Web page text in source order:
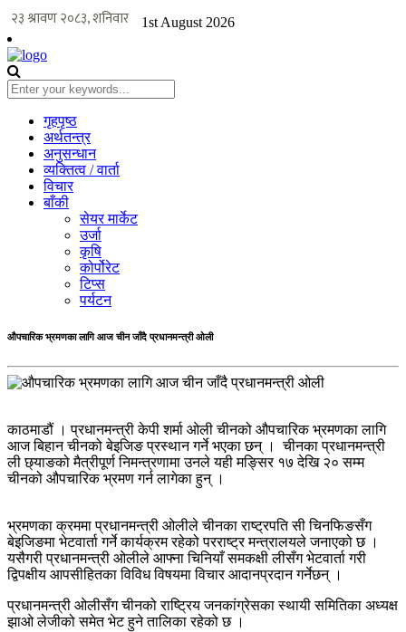
1st August 2026
गृहपृष्ठ
अर्थतन्त्र
अनुसन्धान
व्यक्तित्व / वार्ता
विचार
बाँकी
सेयर मार्केट
उर्जा
कृषि
कोर्पोरेट
टिप्स
पर्यटन
औपचारिक भ्रमणका लागि आज चीन जाँदै प्रधानमन्त्री ओली
काठमाडौं । प्रधानमन्त्री केपी शर्मा ओली चीनको औपचारिक भ्रमणका लागि
आज बिहान चीनको बेइजिङ प्रस्थान गर्ने भएका छन् । चीनका प्रधानमन्त्री
ली छ्याङको मैत्रीपूर्ण निमन्त्रणामा उनले यही मङ्सिर १७ देखि २० सम्म
चीनको औपचारिक भ्रमण गर्न लागेका हुन् ।
भ्रमणका क्रममा प्रधानमन्त्री ओलीले चीनका राष्ट्रपति सी चिनफिङसँग
बेइजिङमा भेटवार्ता गर्ने कार्यक्रम रहेको परराष्ट्र मन्त्रालयले जनाएको छ ।
यसैगरी प्रधानमन्त्री ओलीले आफ्ना चिनियाँ समकक्षी लीसँग भेटवार्ता गरी
द्विपक्षीय आपसीहितका विविध विषयमा विचार आदानप्रदान गर्नेछन् ।
प्रधानमन्त्री ओलीसँग चीनको राष्ट्रिय जनकांग्रेसका स्थायी समितिका अध्यक्ष
झाओ लेजीको समेत भेट हुने तालिका रहेको छ ।